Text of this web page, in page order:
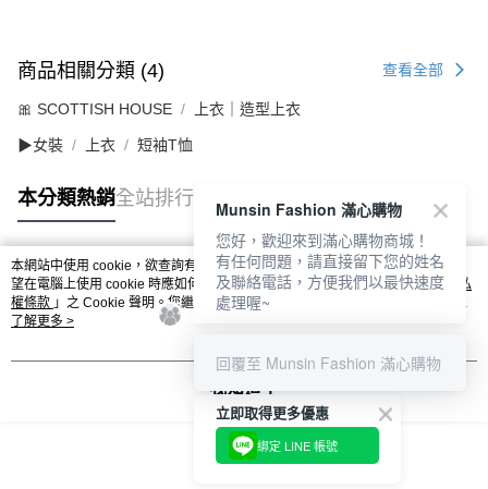
商品相關分類 (4) 查看全部
🎀 SCOTTISH HOUSE 上衣｜造型上衣
▶女裝 上衣 短袖T恤
本分類熱銷全站排行
熱門標籤
本網站中使用 cookie，欲查詢有關本網站使用 cookie 方式之詳情，及若您不希
望在電腦上使用 cookie 時應如何變更電腦的 cookie 設定，請參閱本網站「
隱私
權條款 」之 Cookie 聲明。您繼續使用本網站即表示您同意本公司得按本網站使
用條款之 Cookie 聲明使用 cookie。
了解更多 >
我知道了
立即取得更多優惠
綁定 LINE 帳號
Munsin Fashion 滿心購物
您好，歡迎來到滿心購物商城！
有任何問題，請直接留下您的姓名
及聯絡電話，方便我們以最快速度
處理喔~
回覆至 Munsin Fashion 滿心購物